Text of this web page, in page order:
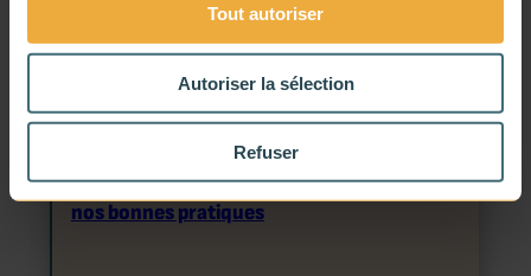
Tout autoriser
Autoriser la sélection
Refuser
Bilan énergétique : définition, intérêt et
nos bonnes pratiques